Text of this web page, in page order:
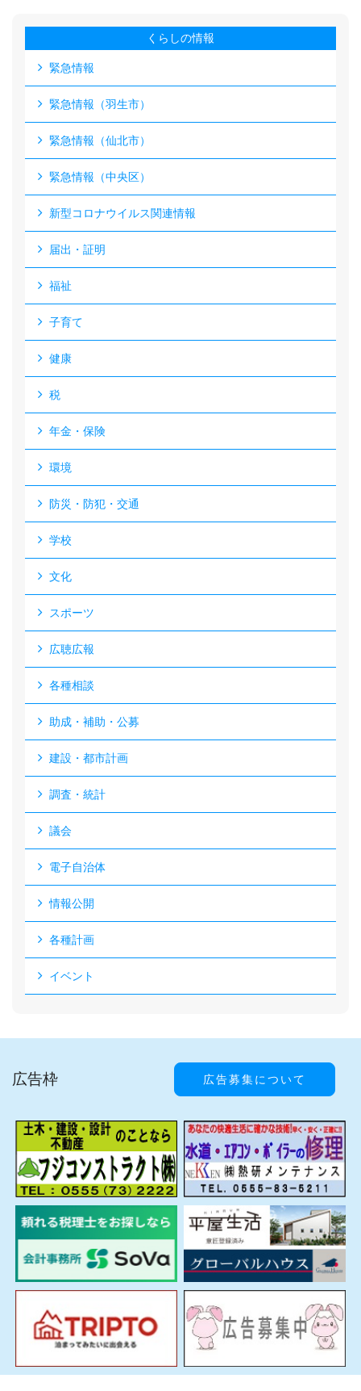
くらしの情報
緊急情報
緊急情報（羽生市）
緊急情報（仙北市）
緊急情報（中央区）
新型コロナウイルス関連情報
届出・証明
福祉
子育て
健康
税
年金・保険
環境
防災・防犯・交通
学校
文化
スポーツ
広聴広報
各種相談
助成・補助・公募
建設・都市計画
調査・統計
議会
電子自治体
情報公開
各種計画
イベント
広告枠 広告募集について